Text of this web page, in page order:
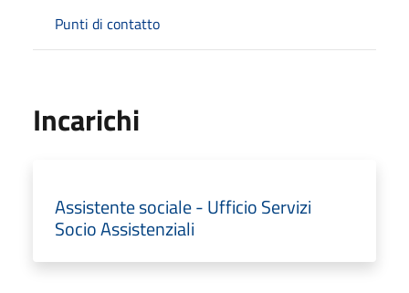
Punti di contatto
Incarichi
Assistente sociale - Ufficio Servizi
Socio Assistenziali